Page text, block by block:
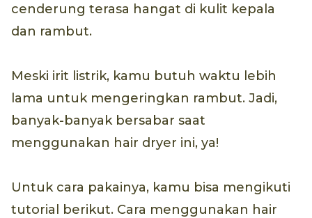
cenderung terasa hangat di kulit kepala
dan rambut.
Meski irit listrik, kamu butuh waktu lebih
lama untuk mengeringkan rambut. Jadi,
banyak-banyak bersabar saat
menggunakan hair dryer ini, ya!
Untuk cara pakainya, kamu bisa mengikuti
tutorial berikut. Cara menggunakan hair